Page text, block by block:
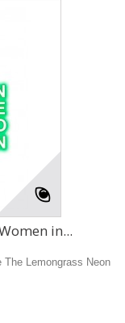
in...
Lemongrass Neon